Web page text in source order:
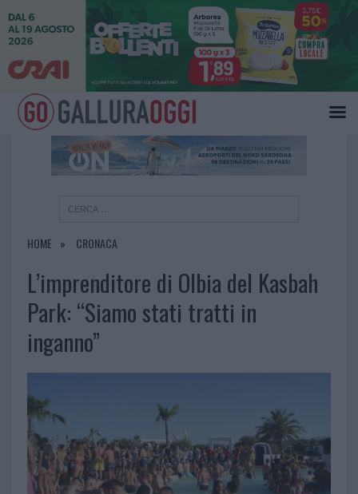
HOME CRONACA
L’imprenditore di Olbia del Kasbah
Park: “Siamo stati tratti in
inganno”
×